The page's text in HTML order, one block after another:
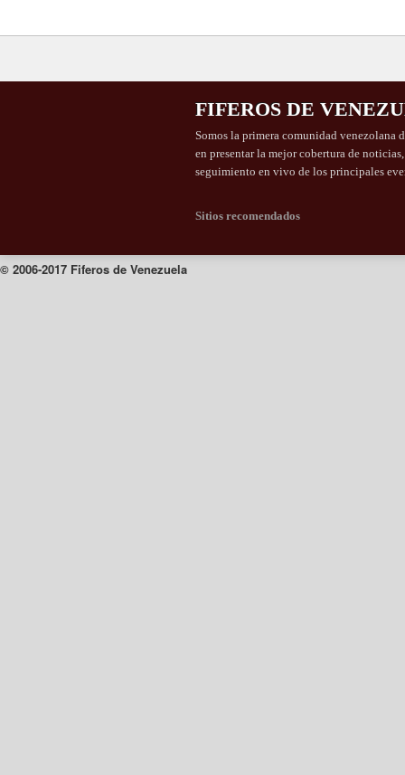
FIFEROS DE
Somos la primera comunidad venezolana
en presentar la mejor cobertura de
seguimiento en vivo de los principales
Sitios recomendados
© 2006-2017 Fiferos de Venezuela